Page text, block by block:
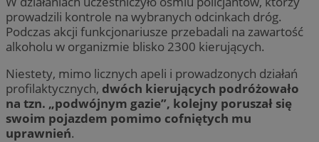
prowadzili kontrole na wybranych odcinkach dróg.
Podczas akcji funkcjonariusze przebadali na zawartość
alkoholu w organizmie blisko 2300 kierujących.
Niestety, mimo licznych apeli i prowadzonych działań
profilaktycznych, dwóch kierujących podróżowało
na tzn. „podwójnym gazie”, kolejny poruszał się
swoim pojazdem pomimo cofniętych mu
uprawnień.